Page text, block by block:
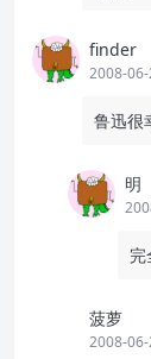
finder
2008-
鲁迅很
明
完
菠萝
2008-